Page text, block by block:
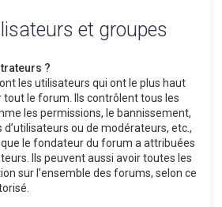
et groupes
?
les utilisateurs qui ont le plus haut
tout le forum. Ils contrôlent tous les
les permissions, le bannissement,
d’utilisateurs ou de modérateurs, etc.,
le fondateur du forum a attribuées
Ils peuvent aussi avoir toutes les
sur l’ensemble des forums, selon ce